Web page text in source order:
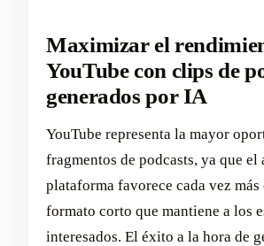
Maximizar el
YouTube con clips de
generados por IA
YouTube representa la mayor
fragmentos de podcasts, ya que
plataforma favorece cada vez
formato corto que mantiene a los
interesados. El éxito a la hora de